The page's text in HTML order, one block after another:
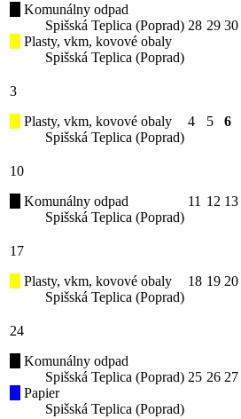
Komunálny odpad
Spišská Teplica (Poprad)
Plasty, vkm, kovové obaly
Spišská Teplica (Poprad)
28 29 30
3
Plasty, vkm, kovové obaly
Spišská Teplica (Poprad)
4 5 6
10
Komunálny odpad
Spišská Teplica (Poprad)
11 12 13
17
Plasty, vkm, kovové obaly
Spišská Teplica (Poprad)
18 19 20
24
Komunálny odpad
Spišská Teplica (Poprad)
Papier
Spišská Teplica (Poprad)
25 26 27